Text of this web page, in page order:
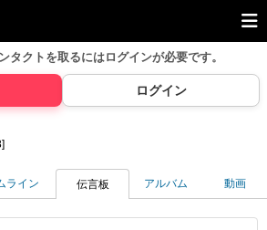
タクトを取るにはログインが必要です。
ログイン
ライン 伝言板 アルバム 動画